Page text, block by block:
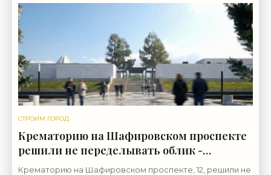
СТРОИМ ГОРОД
Крематорию на Шафировском проспекте
решили не переделывать облик -
«Свежие новости строительства»
Крематорию на Шафировском проспекте, 12, решили не